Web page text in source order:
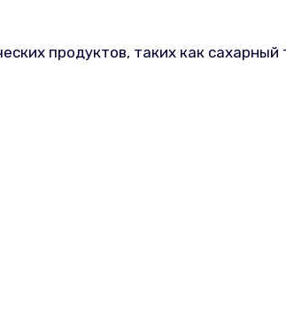
продуктов, таких как